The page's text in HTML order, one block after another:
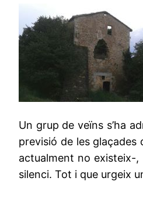
Un grup de veïns s’ha
previsió de les glaçades
actualment no existeix-,
silenci. Tot i que urgeix